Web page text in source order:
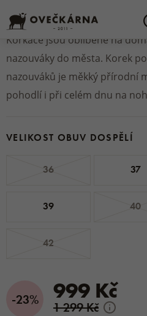
Korkáče jsou oblíbené na
nazouváky do města. Korek
nazouváků je měkký přírodní
pohodlí i při celém dnu na
VELIKOST OBUV DOSPĚLÍ
36 37
39 40
42
-23% 999 Kč
1 299 Kč